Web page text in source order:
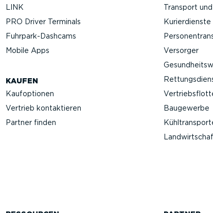
LINK
PRO Driver Terminals
Fuhrpar­k-Da­shcams
Mobile Apps
KAUFEN
Kaufop­tionen
Vertrieb kontak­tieren
Partner finden
Transport
Kurier­dienste
Versorger
Baugewerbe